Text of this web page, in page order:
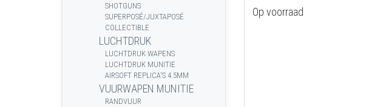
SHOTGUNS
SUPERPOSÉ/JUXTAPOSÉ
COLLECTIBLE
LUCHTDRUK
LUCHTDRUK WAPENS
LUCHTDRUK MUNITIE
AIRSOFT REPLICA'S 4.5MM
VUURWAPEN MUNITIE
RANDVUUR
Op voorraad